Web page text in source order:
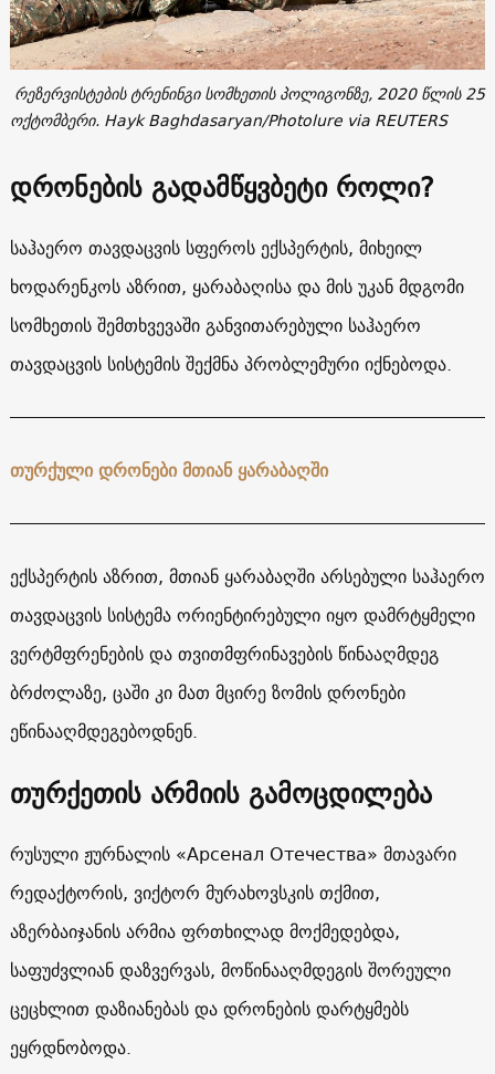
რეზერვისტების ტრენინგი სომხეთის პოლიგონზე, 2020 წლის 25
ოქტომბერი. Hayk Baghdasaryan/Photolure via REUTERS
დრონების გადამწყვბეტი როლი?
საჰაერო თავდაცვის სფეროს ექსპერტის, მიხეილ
ხოდარენკოს აზრით, ყარაბაღისა და მის უკან მდგომი
სომხეთის შემთხვევაში განვითარებული საჰაერო
თავდაცვის სისტემის შექმნა პრობლემური იქნებოდა.
თურქული დრონები მთიან ყარაბაღში
ექსპერტის აზრით, მთიან ყარაბაღში არსებული საჰაერო
თავდაცვის სისტემა ორიენტირებული იყო დამრტყმელი
ვერტმფრენების და თვითმფრინავების წინააღმდეგ
ბრძოლაზე, ცაში კი მათ მცირე ზომის დრონები
ეწინააღმდეგებოდნენ.
თურქეთის არმიის გამოცდილება
რუსული ჟურნალის «Арсенал Отечества» მთავარი
რედაქტორის, ვიქტორ მურახოვსკის თქმით,
აზერბაიჯანის არმია ფრთხილად მოქმედებდა,
საფუძვლიან დაზვერვას, მოწინააღმდეგის შორეული
ცეცხლით დაზიანებას და დრონების დარტყმებს
ეყრდნობოდა.